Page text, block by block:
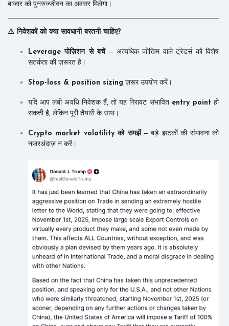
बाजार को पुनरुज्जीवन का अवसर मिलेगा।
⚠️ निवेशकों को क्या सावधानी बरतनी चाहिए?
Leverage पोज़िशन से बचें— अत्यधिक जोखिम वाले ट्रेडर्स को विशेष
सतर्कता की ज़रूरत है।
Stop-loss & position sizing ज़रूर उपयोग करें।
यदि आप लंबी अवधि निवेशक हैं, तो यह गिरावट संभावित entry point हो
सकती है, लेकिन पूरी तैयारी के साथ।
Crypto market volatility को समझें— बड़े झटकों की संभावना को
नजरअंदाज़ न करें।